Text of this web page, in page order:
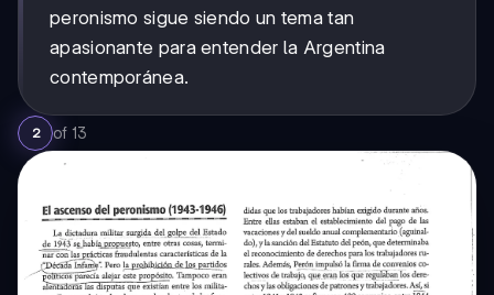
peronismo sigue siendo un tema tan
apasionante para entender la Argentina
contemporánea.
2 of 13